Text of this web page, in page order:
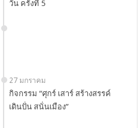
วัน ครั้งที่ 5
27 มกราคม
กิจกรรม “ศุกร์ เสาร์ สร้างสรรค์
เดินปั่น สนั่นเมือง”